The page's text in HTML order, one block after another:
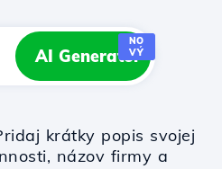
AI Generator
NO
VÝ
krátky popis svojej
názov firmy a